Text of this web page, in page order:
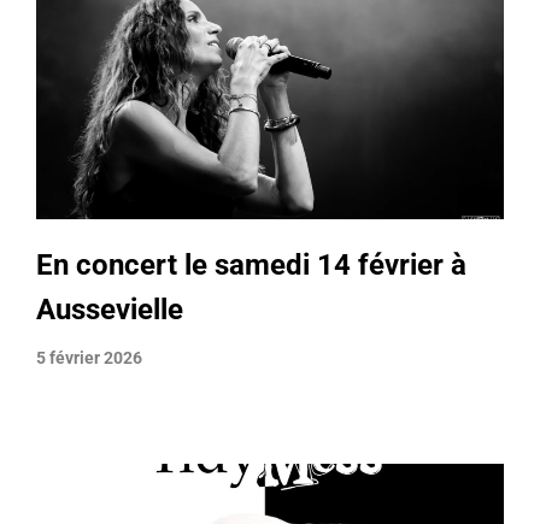
En concert le samedi 14 février à
Aussevielle
5 février 2026